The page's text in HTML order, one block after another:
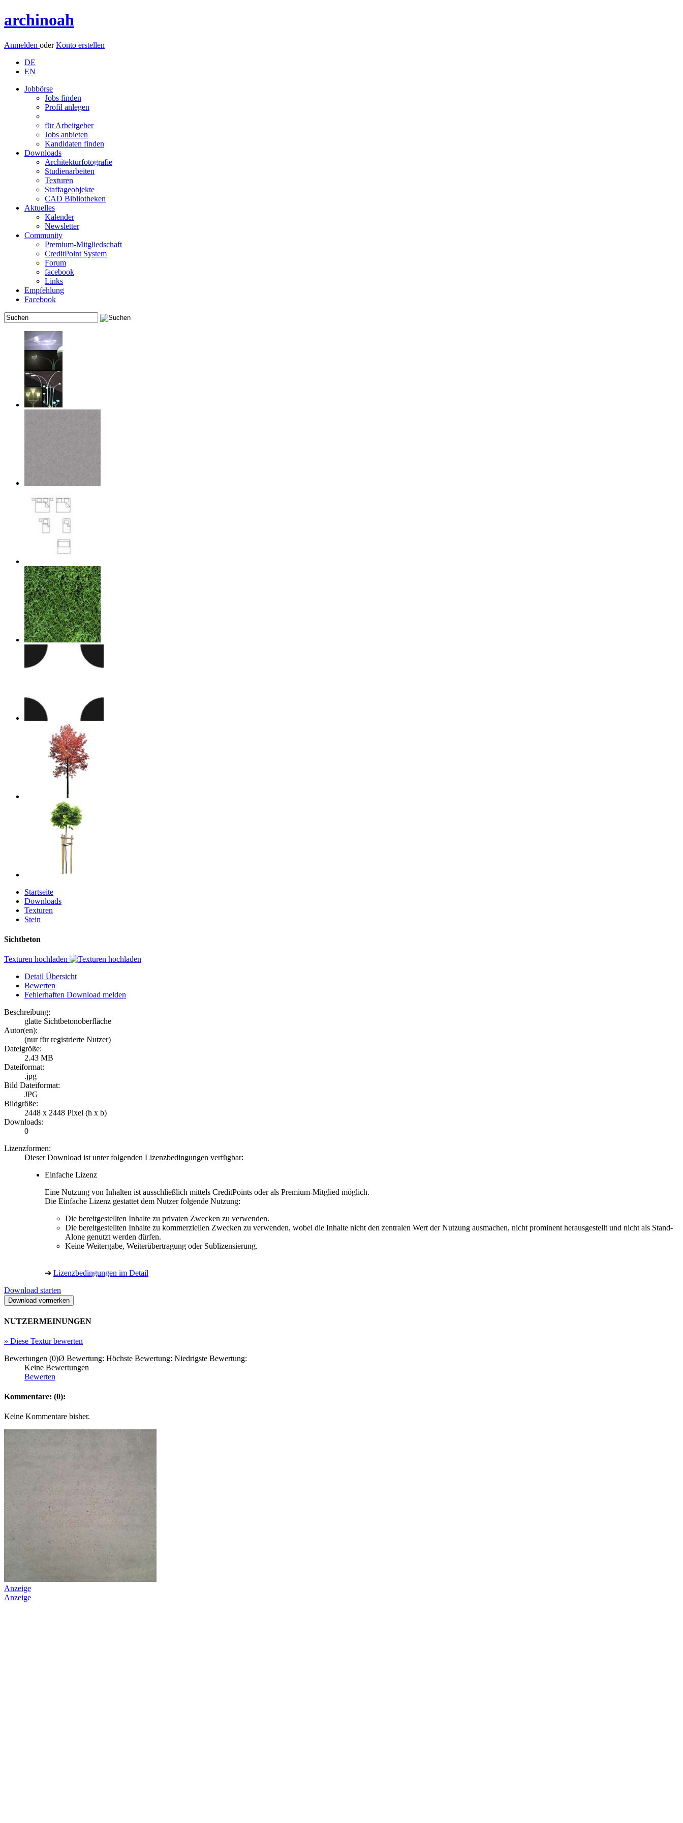
archinoah
Anmelden oderKonto erstellen
DE
EN
Jobbörse
Jobs finden
Profil anlegen
für Arbeitgeber
Jobs anbieten
Kandidaten finden
Downloads
Architekturfotografie
Studienarbeiten
Texturen
Staffageobjekte
CAD Bibliotheken
Aktuelles
Kalender
Newsletter
Community
Premium-Mitgliedschaft
CreditPoint System
Forum
facebook
Links
Empfehlung
Facebook
Startseite
Downloads
Texturen
Stein
Sichtbeton
Texturen hochladen
Detail Übersicht
Bewerten
Fehlerhaften Download melden
Beschreibung:
glatte Sichtbetonoberfläche
Autor(en):
(nur für registrierte Nutzer)
Dateigröße:
2.43 MB
Dateiformat:
.jpg
Bild Dateiformat:
JPG
Bildgröße:
2448 x 2448 Pixel (h x b)
Downloads:
0
Lizenzformen:
Dieser Download ist unter folgenden Lizenzbedingungen verfügbar:
Einfache Lizenz
Eine Nutzung von Inhalten ist ausschließlich mittels CreditPoints oder als Premium-Mitglied möglich.
Die Einfache Lizenz gestattet dem Nutzer folgende Nutzung:
Die bereitgestellten Inhalte zu privaten Zwecken zu verwenden.
Die bereitgestellten Inhalte zu kommerziellen Zwecken zu verwenden, wobei die Inhalte nicht den zentralen Wert der Nutzung ausmachen, nicht prominent herausgestellt und nicht als Stand-
Alone genutzt werden dürfen.
Keine Weitergabe, Weiterübertragung oder Sublizensierung.
➔ Lizenzbedingungen im Detail
Download starten
NUTZERMEINUNGEN
» Diese Textur bewerten
Bewertungen (0)Ø Bewertung: Höchste Bewertung: Niedrigste Bewertung:
Keine Bewertungen
Bewerten
Kommentare: (0):
Keine Kommentare bisher.
Anzeige
Anzeige